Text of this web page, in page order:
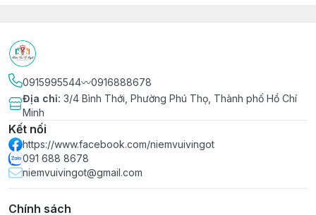
0915995544〰️0916888678
Địa chỉ: 3/4 Bình Thới, Phường Phú Thọ, Thành phố Hồ Chí
Minh
Kết nối
https://www.facebook.com/niemvuivingot
091 688 8678
niemvuivingot@gmail.com
Chính sách